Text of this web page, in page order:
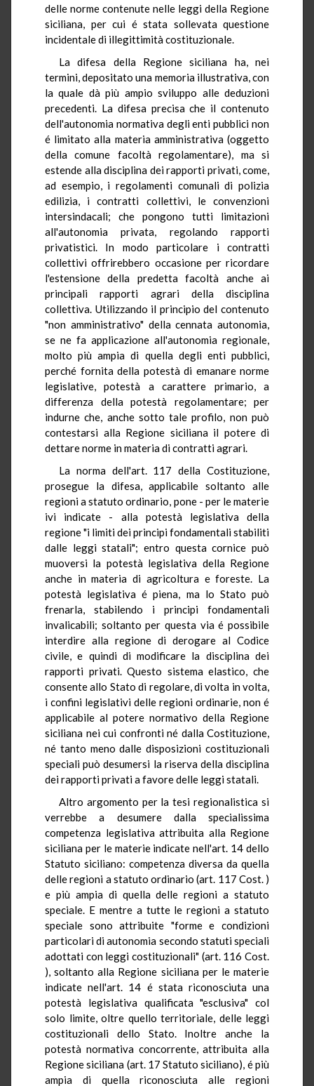
delle norme contenute nelle leggi della Regione
siciliana, per cui é stata sollevata questione
incidentale di illegittimità costituzionale.
La difesa della Regione siciliana ha, nei
termini, depositato una memoria illustrativa, con
la quale dà più ampio sviluppo alle deduzioni
precedenti. La difesa precisa che il contenuto
dell'autonomia normativa degli enti pubblici non
é limitato alla materia amministrativa (oggetto
della comune facoltà regolamentare), ma si
estende alla disciplina dei rapporti privati, come,
ad esempio, i regolamenti comunali di polizia
edilizia, i contratti collettivi, le convenzioni
intersindacali; che pongono tutti limitazioni
all'autonomia privata, regolando rapporti
privatistici. In modo particolare i contratti
collettivi offrirebbero occasione per ricordare
l'estensione della predetta facoltà anche ai
principali rapporti agrari della disciplina
collettiva. Utilizzando il principio del contenuto
"non amministrativo" della cennata autonomia,
se ne fa applicazione all'autonomia regionale,
molto più ampia di quella degli enti pubblici,
perché fornita della potestà di emanare norme
legislative, potestà a carattere primario, a
differenza della potestà regolamentare; per
indurne che, anche sotto tale profilo, non può
contestarsi alla Regione siciliana il potere di
dettare norme in materia di contratti agrari.
La norma dell'art. 117 della Costituzione,
prosegue la difesa, applicabile soltanto alle
regioni a statuto ordinario, pone - per le materie
ivi indicate - alla potestà legislativa della
regione "i limiti dei principi fondamentali stabiliti
dalle leggi statali"; entro questa cornice può
muoversi la potestà legislativa della Regione
anche in materia di agricoltura e foreste. La
potestà legislativa é piena, ma lo Stato può
frenarla, stabilendo i principi fondamentali
invalicabili; soltanto per questa via é possibile
interdire alla regione di derogare al Codice
civile, e quindi di modificare la disciplina dei
rapporti privati. Questo sistema elastico, che
consente allo Stato di regolare, di volta in volta,
i confini legislativi delle regioni ordinarie, non é
applicabile al potere normativo della Regione
siciliana nei cui confronti né dalla Costituzione,
né tanto meno dalle disposizioni costituzionali
speciali può desumersi la riserva della disciplina
dei rapporti privati a favore delle leggi statali.
Altro argomento per la tesi regionalistica si
verrebbe a desumere dalla specialissima
competenza legislativa attribuita alla Regione
siciliana per le materie indicate nell'art. 14 dello
Statuto siciliano: competenza diversa da quella
delle regioni a statuto ordinario (art. 117 Cost. )
e più ampia di quella delle regioni a statuto
speciale. E mentre a tutte le regioni a statuto
speciale sono attribuite "forme e condizioni
particolari di autonomia secondo statuti speciali
adottati con leggi costituzionali" (art. 116 Cost.
), soltanto alla Regione siciliana per le materie
indicate nell'art. 14 é stata riconosciuta una
potestà legislativa qualificata "esclusiva" col
solo limite, oltre quello territoriale, delle leggi
costituzionali dello Stato. Inoltre anche la
potestà normativa concorrente, attribuita alla
Regione siciliana (art. 17 Statuto siciliano), é più
ampia di quella riconosciuta alle regioni